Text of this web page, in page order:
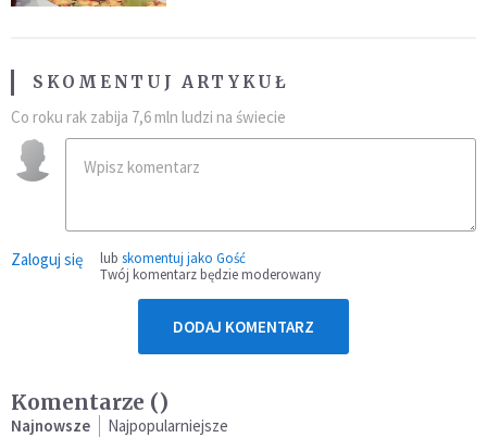
SKOMENTUJ ARTYKUŁ
Co roku rak zabija 7,6 mln ludzi na świecie
Zaloguj się lub skomentuj jako Gość
Twój komentarz będzie moderowany
DODAJ KOMENTARZ
Komentarze ()
Najnowsze Najpopularniejsze